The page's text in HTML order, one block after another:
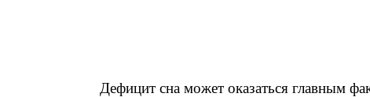
Дефицит сна может оказаться главным